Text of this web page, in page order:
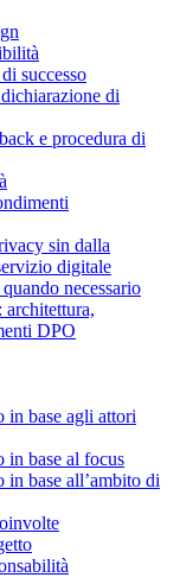
successo
di
e procedura di
sin dalla
digitale
necessario
architettura,
DPO
in base agli attori
in base al focus
base all’ambito di